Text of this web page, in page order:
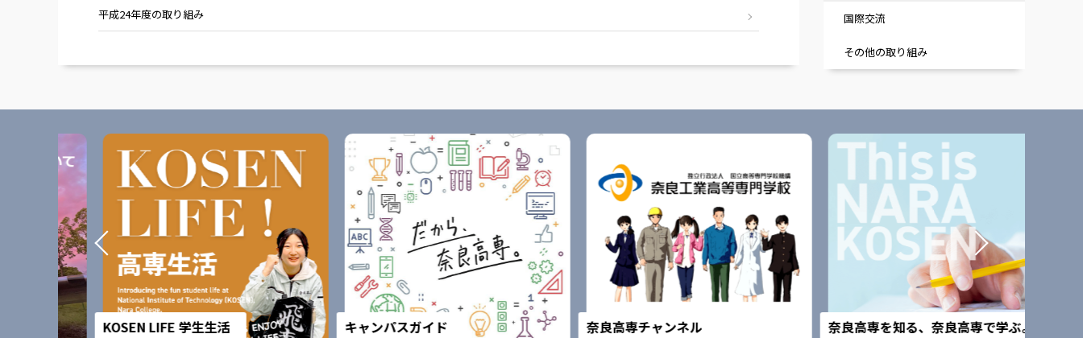
平成24年度の取り組み 国際交流
その他の取り組み
KOSEN LIFE 学生生活 キャンパスガイド 奈良高専チャンネル 奈良高専を知る、奈良高専で学ぶ。